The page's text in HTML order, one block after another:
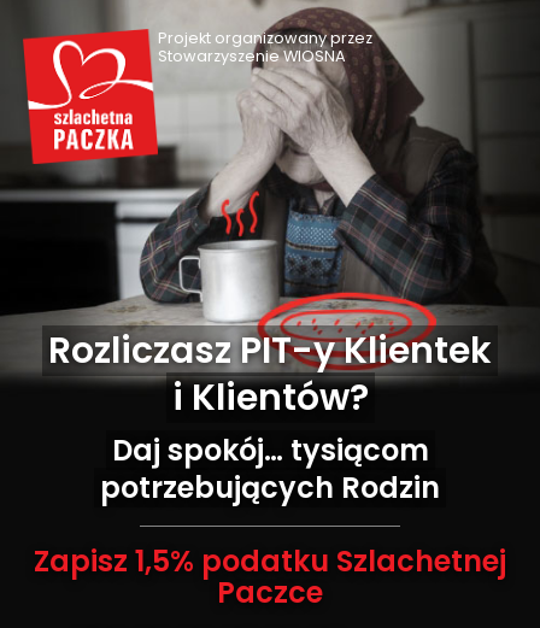
Rozliczasz PIT-y Klientek
i Klientów?
Daj spokój… tysiącom
potrzebujących Rodzin
Zapisz 1,5% podatku Szlachetnej
Paczce
Projekt organizowany przez
Stowarzyszenie WIOSNA